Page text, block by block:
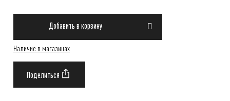
Добавить в корзину
Наличие в магазинах